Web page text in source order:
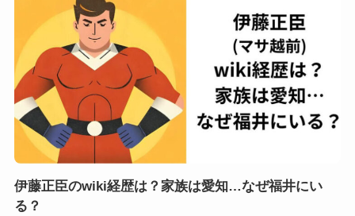
伊藤正臣のwiki経歴は？家族は愛知…なぜ福井にい
る？